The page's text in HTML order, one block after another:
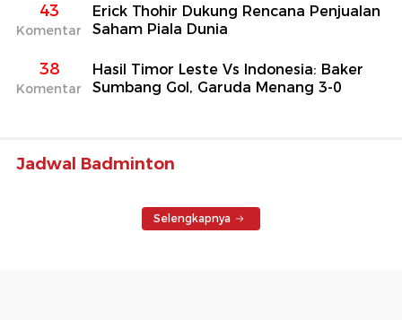
43
Komentar
Erick Thohir Dukung Rencana Penjualan
Saham Piala Dunia
38
Komentar
Hasil Timor Leste Vs Indonesia: Baker
Sumbang Gol, Garuda Menang 3-0
Jadwal Badminton
Selengkapnya